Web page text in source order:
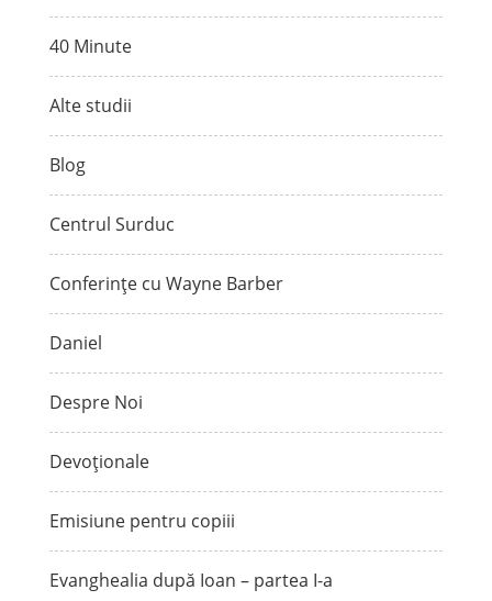
40 Minute
Alte studii
Blog
Centrul Surduc
Conferințe cu Wayne Barber
Daniel
Despre Noi
Devoționale
Emisiune pentru copiii
Evanghealia după Ioan – partea I-a